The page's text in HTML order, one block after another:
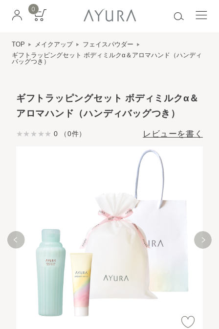
0
TOP メイクアップ
フェイスパウダー
ギフトラッピングセット ボディミルクα＆アロマハンド（ハンディ
バッグつき）
ギフトラッピングセット ボディミルクα＆
アロマハンド（ハンディバッグつき）
0 （0件） レビューを書く